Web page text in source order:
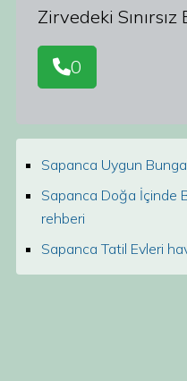
Zirvedeki
0
Sapanca Uygun
Sapanca Doğa İçinde
rehberi
Sapanca Tatil Evleri